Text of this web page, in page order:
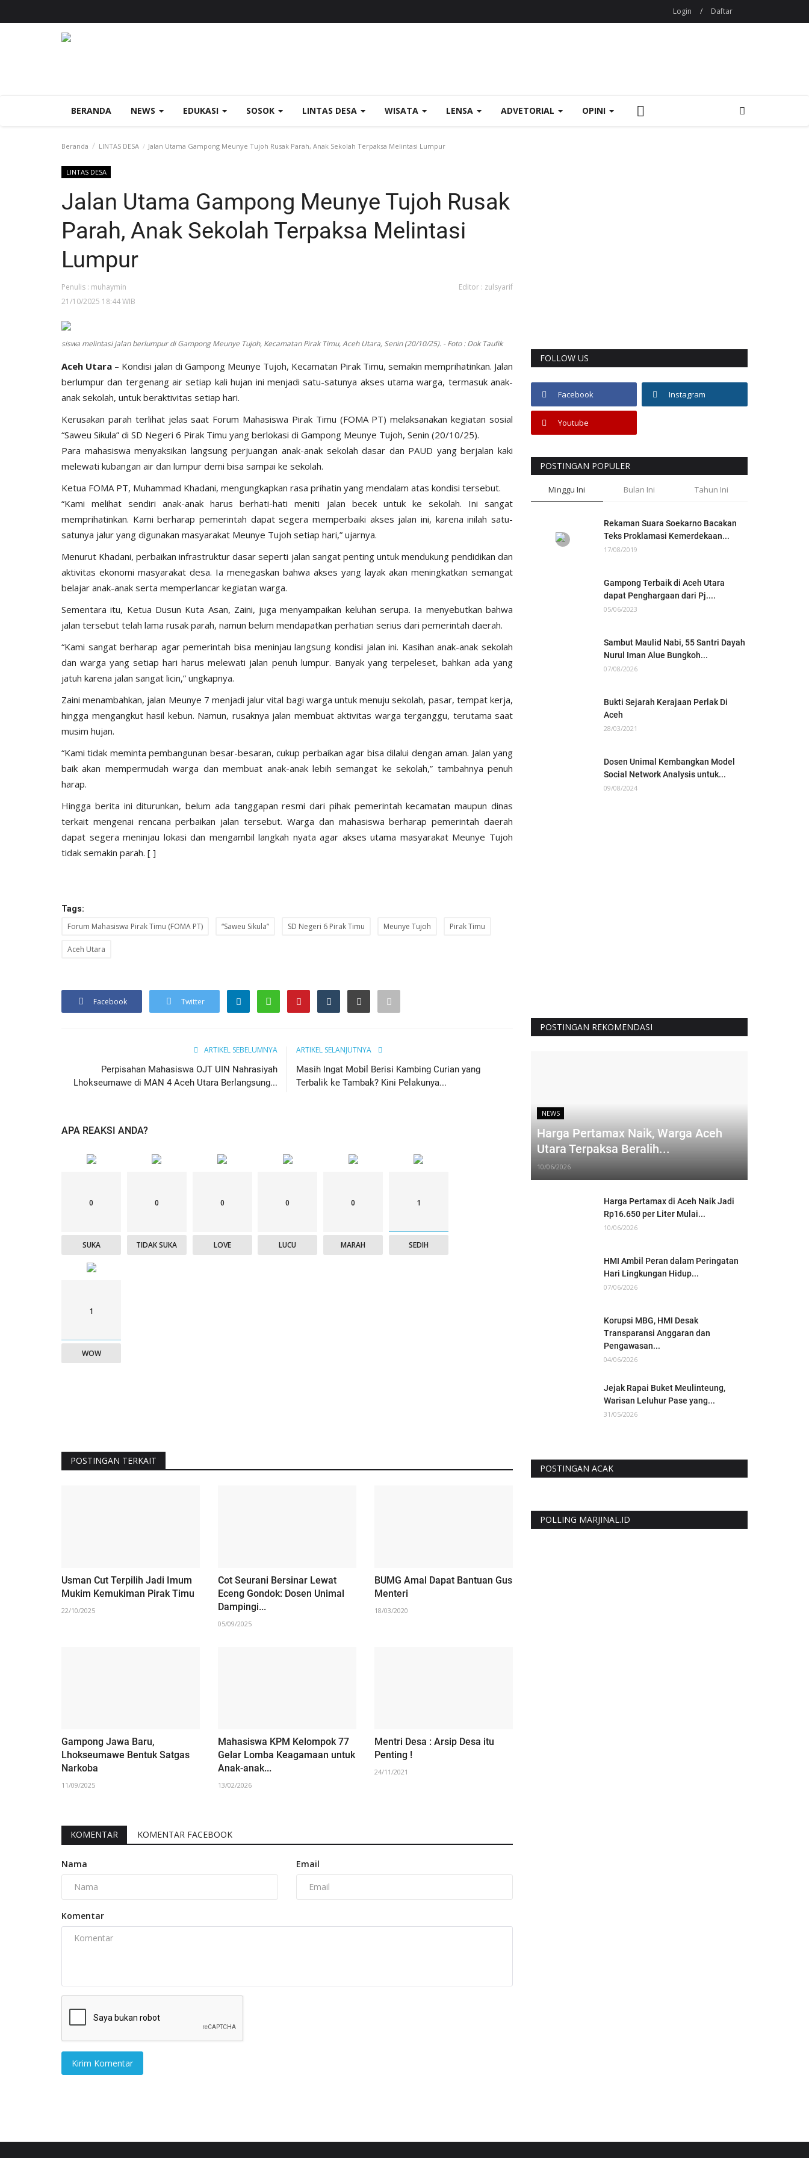
Login / Daftar
BERANDA NEWS EDUKASI SOSOK LINTAS DESA WISATA LENSA ADVETORIAL OPINI
Beranda LINTAS DESA Jalan Utama Gampong Meunye Tujoh Rusak Parah, Anak Sekolah Terpaksa Melintasi Lumpur
LINTAS DESA
Jalan Utama Gampong Meunye Tujoh Rusak
Parah, Anak Sekolah Terpaksa Melintasi
Lumpur
Penulis : muhaymin
Editor : zulsyarif
21/10/2025 18:44 WIB
siswa melintasi jalan berlumpur di Gampong Meunye Tujoh, Kecamatan Pirak Timu, Aceh Utara, Senin (20/10/25). - Foto : Dok Taufik
Aceh Utara – Kondisi jalan di Gampong Meunye Tujoh, Kecamatan Pirak Timu, semakin memprihatinkan. Jalan
berlumpur dan tergenang air setiap kali hujan ini menjadi satu-satunya akses utama warga, termasuk anak-
anak sekolah, untuk beraktivitas setiap hari.
Kerusakan parah terlihat jelas saat Forum Mahasiswa Pirak Timu (FOMA PT) melaksanakan kegiatan sosial
“Saweu Sikula” di SD Negeri 6 Pirak Timu yang berlokasi di Gampong Meunye Tujoh, Senin (20/10/25).
Para mahasiswa menyaksikan langsung perjuangan anak-anak sekolah dasar dan PAUD yang berjalan kaki
melewati kubangan air dan lumpur demi bisa sampai ke sekolah.
Ketua FOMA PT, Muhammad Khadani, mengungkapkan rasa prihatin yang mendalam atas kondisi tersebut.
“Kami melihat sendiri anak-anak harus berhati-hati meniti jalan becek untuk ke sekolah. Ini sangat
memprihatinkan. Kami berharap pemerintah dapat segera memperbaiki akses jalan ini, karena inilah satu-
satunya jalur yang digunakan masyarakat Meunye Tujoh setiap hari,” ujarnya.
Menurut Khadani, perbaikan infrastruktur dasar seperti jalan sangat penting untuk mendukung pendidikan dan
aktivitas ekonomi masyarakat desa. Ia menegaskan bahwa akses yang layak akan meningkatkan semangat
belajar anak-anak serta memperlancar kegiatan warga.
Sementara itu, Ketua Dusun Kuta Asan, Zaini, juga menyampaikan keluhan serupa. Ia menyebutkan bahwa
jalan tersebut telah lama rusak parah, namun belum mendapatkan perhatian serius dari pemerintah daerah.
“Kami sangat berharap agar pemerintah bisa meninjau langsung kondisi jalan ini. Kasihan anak-anak sekolah
dan warga yang setiap hari harus melewati jalan penuh lumpur. Banyak yang terpeleset, bahkan ada yang
jatuh karena jalan sangat licin,” ungkapnya.
Zaini menambahkan, jalan Meunye 7 menjadi jalur vital bagi warga untuk menuju sekolah, pasar, tempat kerja,
hingga mengangkut hasil kebun. Namun, rusaknya jalan membuat aktivitas warga terganggu, terutama saat
musim hujan.
“Kami tidak meminta pembangunan besar-besaran, cukup perbaikan agar bisa dilalui dengan aman. Jalan yang
baik akan mempermudah warga dan membuat anak-anak lebih semangat ke sekolah,” tambahnya penuh
harap.
Hingga berita ini diturunkan, belum ada tanggapan resmi dari pihak pemerintah kecamatan maupun dinas
terkait mengenai rencana perbaikan jalan tersebut. Warga dan mahasiswa berharap pemerintah daerah
dapat segera meninjau lokasi dan mengambil langkah nyata agar akses utama masyarakat Meunye Tujoh
tidak semakin parah. [ ]
Tags:
Forum Mahasiswa Pirak Timu (FOMA PT) “Saweu Sikula” SD Negeri 6 Pirak Timu Meunye Tujoh Pirak Timu
Aceh Utara
Facebook Twitter
ARTIKEL SEBELUMNYA
Perpisahan Mahasiswa OJT UIN Nahrasiyah
Lhokseumawe di MAN 4 Aceh Utara Berlangsung...
ARTIKEL SELANJUTNYA
‎Masih Ingat Mobil Berisi Kambing Curian yang
Terbalik ke Tambak? Kini Pelakunya...
APA REAKSI ANDA?
0
SUKA
0
TIDAK SUKA
0
LOVE
0
LUCU
0
MARAH
1
SEDIH
1
WOW
POSTINGAN TERKAIT
‎Usman Cut Terpilih Jadi Imum
Mukim Kemukiman Pirak Timu
22/10/2025
Cot Seurani Bersinar Lewat
Eceng Gondok: Dosen Unimal
Dampingi...
05/09/2025
BUMG Amal Dapat Bantuan Gus
Menteri
18/03/2020
Gampong Jawa Baru,
Lhokseumawe Bentuk Satgas
Narkoba
11/09/2025
Mahasiswa KPM Kelompok 77
Gelar Lomba Keagamaan untuk
Anak-anak...
13/02/2026
Mentri Desa : Arsip Desa itu
Penting !
24/11/2021
KOMENTAR KOMENTAR FACEBOOK
Nama Email
Komentar
Kirim Komentar
FOLLOW US
Facebook Instagram
Youtube
POSTINGAN POPULER
Minggu Ini Bulan Ini Tahun Ini
Rekaman Suara Soekarno Bacakan
Teks Proklamasi Kemerdekaan...
17/08/2019
Gampong Terbaik di Aceh Utara
dapat Penghargaan dari Pj....
05/06/2023
Sambut Maulid Nabi, 55 Santri Dayah
Nurul Iman Alue Bungkoh...
07/08/2026
Bukti Sejarah Kerajaan Perlak Di
Aceh
28/03/2021
Dosen Unimal Kembangkan Model
Social Network Analysis untuk...
09/08/2024
POSTINGAN REKOMENDASI
NEWS
Harga Pertamax Naik, Warga Aceh
Utara Terpaksa Beralih...
10/06/2026
Harga Pertamax di Aceh Naik Jadi
Rp16.650 per Liter Mulai...
10/06/2026
HMI Ambil Peran dalam Peringatan
Hari Lingkungan Hidup...
07/06/2026
Korupsi MBG, HMI Desak
Transparansi Anggaran dan
Pengawasan...
04/06/2026
Jejak Rapai Buket Meulinteung,
Warisan Leluhur Pase yang...
31/05/2026
POSTINGAN ACAK
POLLING MARJINAL.ID